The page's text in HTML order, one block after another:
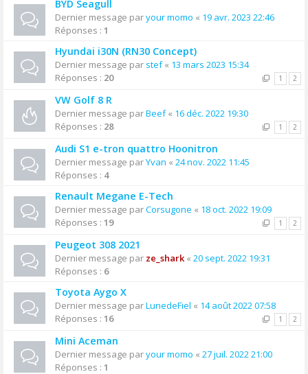
BYD Seagull
Dernier message paryour momo « 19 avr. 2023 22:46
Réponses : 1
Hyundai i30N (RN30 Concept)
Dernier message par stef« 13 mars 2023 15:34
Réponses : 20 1 2
VW Golf 8 R
Dernier message parBeef« 16 déc. 2022 19:30
Réponses : 28 1 2
Audi S1 e-tron quattro Hoonitron
Dernier message parYvan « 24 nov. 2022 11:45
Réponses : 4
Renault Megane E-Tech
Dernier message parCorsugone « 18 oct. 2022 19:09
Réponses : 19 1 2
Peugeot 308 2021
Dernier message par ze_shark« 20 sept. 2022 19:31
Réponses : 6
Toyota Aygo X
Dernier message parLunedeFiel « 14 août 2022 07:58
Réponses : 16 1 2
Mini Aceman
Dernier message paryour momo « 27 juil. 2022 21:00
Réponses : 1